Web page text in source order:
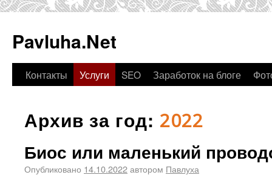
Pavluha.Net
Контакты Услуги SEO Заработок на блоге
Архив за год: 2022
Биос или маленький
Опубликовано 14.10.2022автором Павлуха